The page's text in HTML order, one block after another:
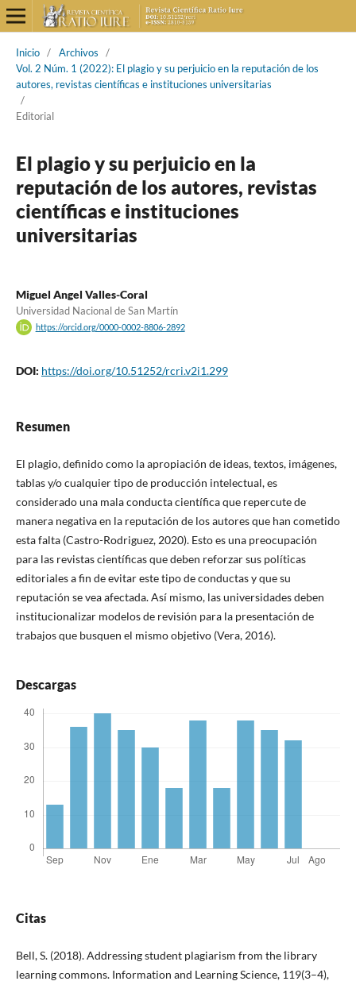
Inicio / Archivos
/
Vol. 2 Núm. 1 (2022): El plagio y su perjuicio en la reputación de los
autores, revistas científicas e instituciones universitarias
/
Editorial
El plagio y su perjuicio en la
reputación de los autores, revistas
científicas e instituciones
universitarias
Miguel Angel Valles-Coral
Universidad Nacional de San Martín
https://orcid.org/0000-0002-8806-2892
DOI: https://doi.org/10.51252/rcri.v2i1.299
Resumen
El plagio, definido como la apropiación de ideas, textos, imágenes,
tablas y/o cualquier tipo de producción intelectual, es
considerado una mala conducta científica que repercute de
manera negativa en la reputación de los autores que han cometido
esta falta (Castro-Rodriguez, 2020). Esto es una preocupación
para las revistas científicas que deben reforzar sus políticas
editoriales a fin de evitar este tipo de conductas y que su
reputación se vea afectada. Así mismo, las universidades deben
institucionalizar modelos de revisión para la presentación de
trabajos que busquen el mismo objetivo (Vera, 2016).
Descargas
Citas
Bell, S. (2018). Addressing student plagiarism from the library
learning commons. Information and Learning Science, 119(3–4),